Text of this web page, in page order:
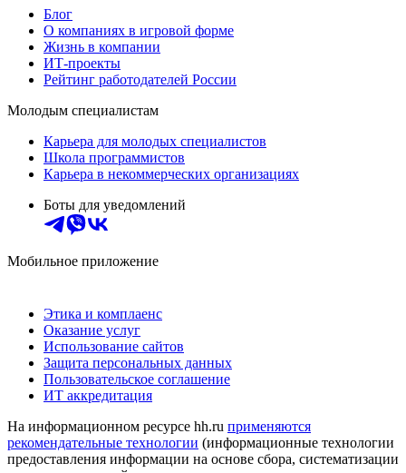
Блог
О компаниях в игровой форме
Жизнь в компании
ИТ-проекты
Рейтинг работодателей России
Молодым специалистам
Карьера для молодых специалистов
Школа программистов
Карьера в некоммерческих организациях
Боты для уведомлений
Мобильное приложение
Этика и комплаенс
Оказание услуг
Использование сайтов
Защита персональных данных
Пользовательское соглашение
ИТ аккредитация
На информационном ресурсе hh.ru применяются
рекомендательные технологии (информационные технологии
предоставления информации на основе сбора, систематизации